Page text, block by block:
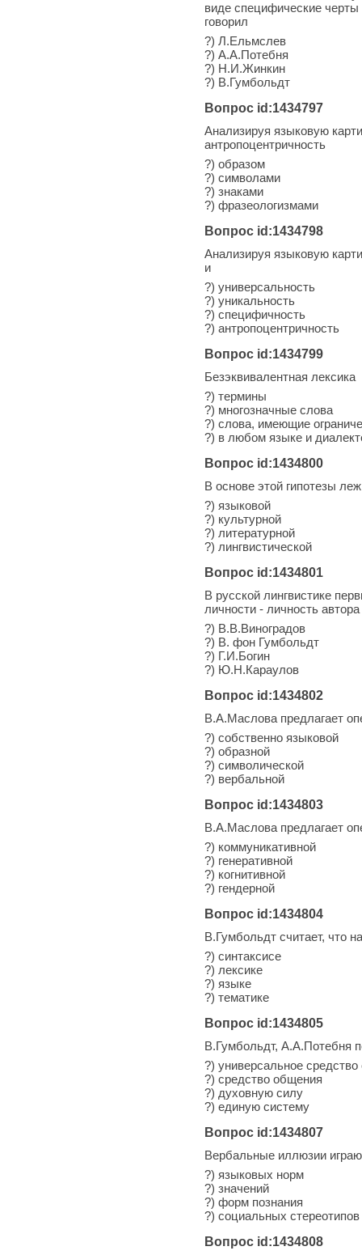
виде специфические
говорил
?) Л.Ельмслев
?) А.А.Потебня
?) Н.И.Жинкин
?) В.Гумбольдт
Вопрос id:1434797
Анализируя языковую
антропоцентричность
?) образом
?) символами
?) знаками
?) фразеологизмами
Вопрос id:1434798
Анализируя языковую
и
?) универсальность
?) уникальность
?) специфичность
?) антропоцентричность
Вопрос id:1434799
Безэквивалентная лексика
?) термины
?) многозначные слова
?) слова, имеющие
?) в любом языке и
Вопрос id:1434800
В основе этой гипотезы
?) языковой
?) культурной
?) литературной
?) лингвистической
Вопрос id:1434801
В русской лингвистике
личности - личность
?) В.В.Виноградов
?) В. фон Гумбольдт
?) Г.И.Богин
?) Ю.Н.Караулов
Вопрос id:1434802
В.А.Маслова предлагает
?) собственно языковой
?) образной
?) символической
?) вербальной
Вопрос id:1434803
В.А.Маслова предлагает
?) коммуникативной
?) генеративной
?) когнитивной
?) гендерной
Вопрос id:1434804
В.Гумбольдт считает, что
?) синтаксисе
?) лексике
?) языке
?) тематике
Вопрос id:1434805
В.Гумбольдт, А.А.Потебня
?) универсальное
?) средство общения
?) духовную силу
?) единую систему
Вопрос id:1434807
Вербальные иллюзии
?) языковых норм
?) значений
?) форм познания
?) социальных стереотипов
Вопрос id:1434808